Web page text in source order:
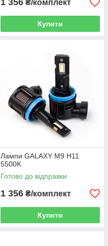
1 356 ₴/комплект
Купити
Лампи GALAXY M9 H11
5500K
Готово до відправки
1 356 ₴/комплект
Купити